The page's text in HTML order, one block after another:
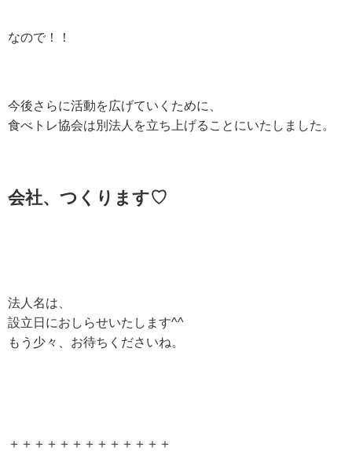
なので！！
今後さらに活動を広げていくために、
食べトレ協会は別法人を立ち上げることにいたしました。
会社、つくります♡
法人名は、
設立日におしらせいたします^^
もう少々、お待ちくださいね。
＋＋＋＋＋＋＋＋＋＋＋＋＋